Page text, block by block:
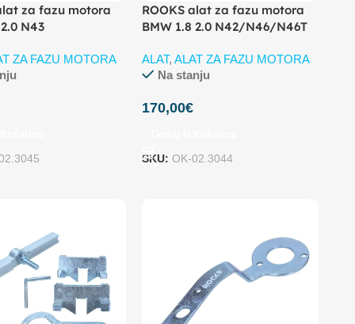
za fazu motora
N43
ZA FAZU MOTORA
ROOKS alat za fazu motora
BMW 1.8 2.0 N42/N46/N46T
ALAT, ALAT ZA FAZU MOTORA
Na stanju
170,00€
SKU: OK-02.3044